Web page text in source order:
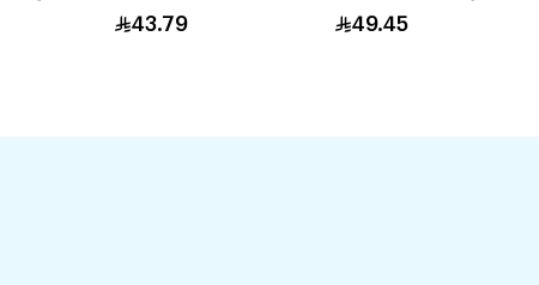
49.45
75مل
43.79